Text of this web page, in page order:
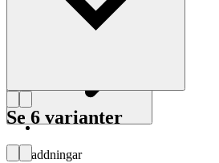
Nedladdningar
Se 6 varianter